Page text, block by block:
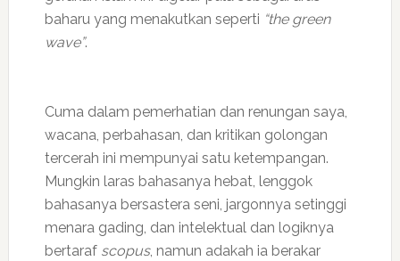
baharu yang menakutkan seperti “the green
wave”.
Cuma dalam pemerhatian dan renungan saya,
wacana, perbahasan, dan kritikan golongan
tercerah ini mempunyai satu ketempangan.
Mungkin laras bahasanya hebat, lenggok
bahasanya bersastera seni, jargonnya setinggi
menara gading, dan intelektual dan logiknya
bertaraf scopus, namun adakah ia berakar